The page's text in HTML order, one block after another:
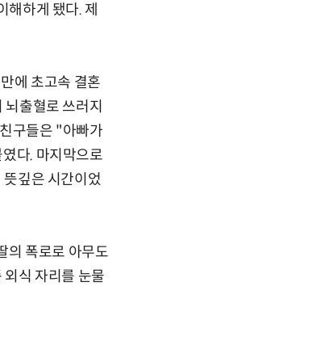
하게 됐다. 제
에 초고속 결혼
출혈로 쓰러지
구들은 "아빠가
다. 마지막으로
깊은 시간이었
의 폭로로 아무도
식 자리를 눈물